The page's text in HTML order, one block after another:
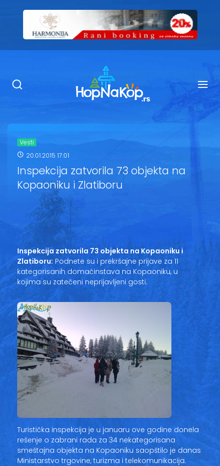
Ugostiteljstvo
Kop Info
Ski škole
Oglasi
Galerija
Vesti
20.01.2015 17:01
Inspekcija zatvorila 73 objekta na
Kopaoniku i Zlatiboru
Inspekcija zatvorila 73 objekta na Kopaoniku i
Zlatiboru: Podnete su i prekršajne prijave za 11
kategorisanih domaćinstava na Kopaoniku, u
kojima su zatečeni neprijavljeni gosti.
Turistička inspekcija je u januaru ove godine donela
rešenje o zabrani rada za 34 nekategorisana
smeštajna objekta na Kopaoniku saopštilo je danas
Ministarstvo trgovine, turizma i telekomunikacija.